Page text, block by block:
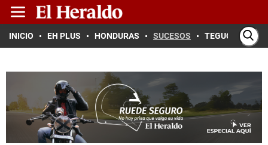
INICIO EH PLUS HONDURAS SUCESOS TEGUCIGALPA